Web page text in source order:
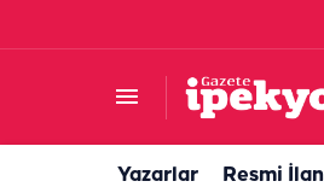
Yazarlar Resmi
Şanlıurfa'da sıcaktan